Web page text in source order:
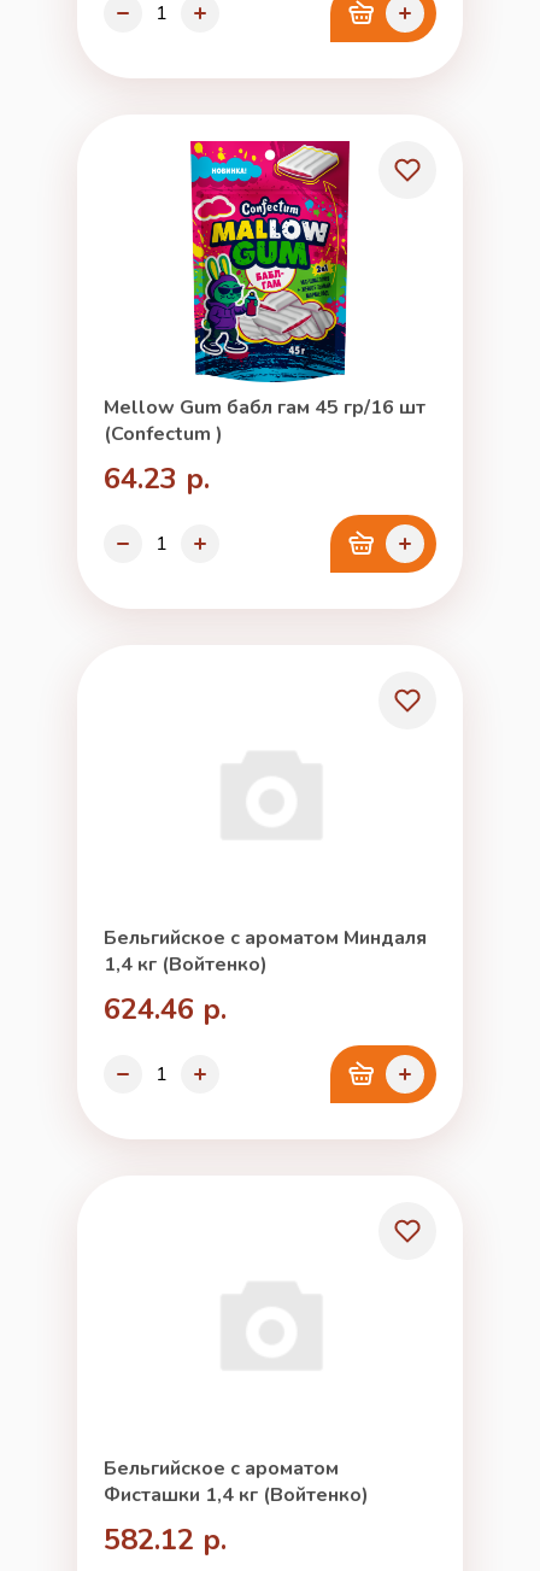
Mellow Gum бабл гам 45 гр/16 шт
(Confectum )
64.23 р.
Бельгийское с ароматом Миндаля
1,4 кг (Войтенко)
624.46 р.
Бельгийское с ароматом
Фисташки 1,4 кг (Войтенко)
582.12 р.